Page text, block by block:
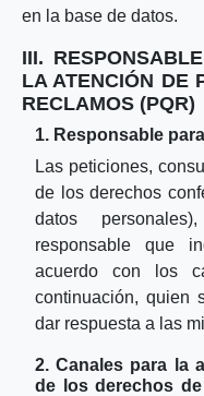
en la base de datos.
III.
LA ATENCIÓN DE
RECLAMOS (PQR)
1. Responsable
Las peticiones,
de los derechos
datos
responsable que
acuerdo con los
continuación, quien
dar respuesta a las
2. Canales para la
de los derechos